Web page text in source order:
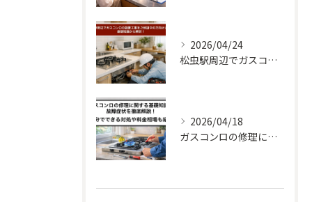
2026/04/24
松虫駅周辺でガスコンロの設置工事をご検討中の方向けガイド｜基礎知識から解説！
2026/04/18
ガスコンロの修理に関する基礎知識と故障症状を徹底解説！自分でできる対処や料金相場も紹介